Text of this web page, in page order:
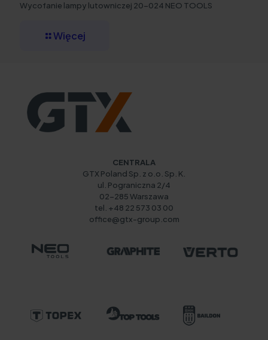
Wycofanie lampy lutowniczej 20-024 NEO TOOLS
Więcej
CENTRALA
GTX Poland Sp. z o.o. Sp. K.
ul. Pograniczna 2/4
02-285 Warszawa
tel. +48 22 573 03 00
office@gtx-group.com